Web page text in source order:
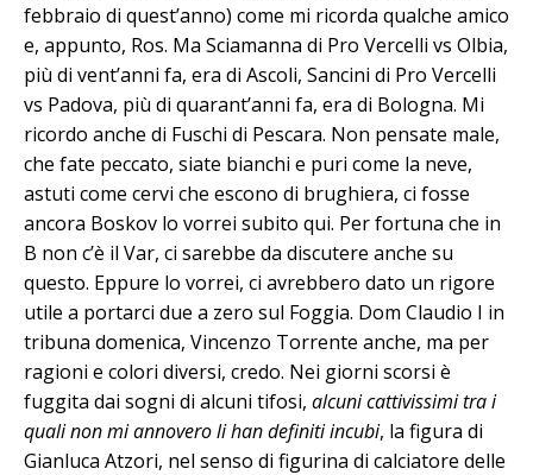
febbraio di quest’anno) come mi ricorda qualche amico
e, appunto, Ros. Ma Sciamanna di Pro Vercelli vs Olbia,
più di vent’anni fa, era di Ascoli, Sancini di Pro Vercelli
vs Padova, più di quarant’anni fa, era di Bologna. Mi
ricordo anche di Fuschi di Pescara. Non pensate male,
che fate peccato, siate bianchi e puri come la neve,
astuti come cervi che escono di brughiera, ci fosse
ancora Boskov lo vorrei subito qui. Per fortuna che in
B non c’è il Var, ci sarebbe da discutere anche su
questo. Eppure lo vorrei, ci avrebbero dato un rigore
utile a portarci due a zero sul Foggia. Dom Claudio I in
tribuna domenica, Vincenzo Torrente anche, ma per
ragioni e colori diversi, credo. Nei giorni scorsi è
fuggita dai sogni di alcuni tifosi, alcuni cattivissimi tra i
quali non mi annovero li han definiti incubi, la figura di
Gianluca Atzori, nel senso di figurina di calciatore delle